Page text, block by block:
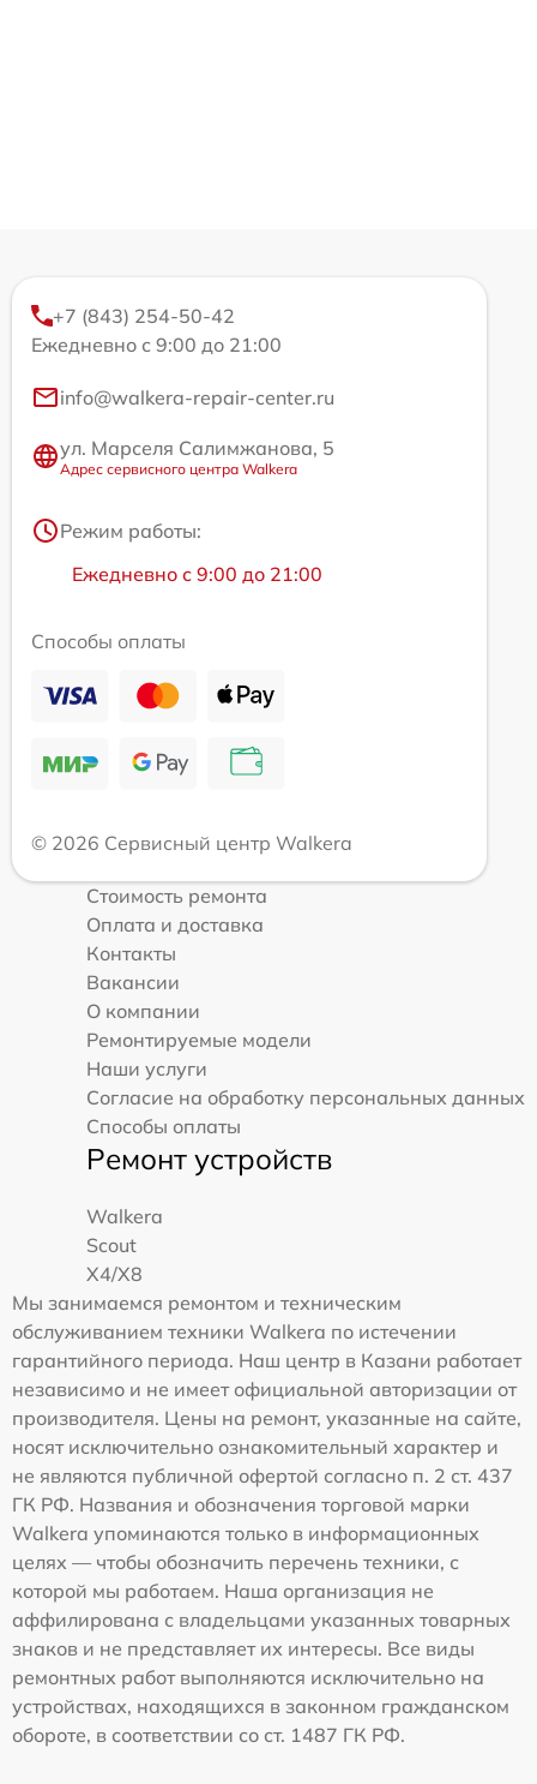
+7 (843) 254-50-42
Ежедневно с 9:00 до 21:00
info@walkera-repair-center.ru
ул. Марселя Салимжанова, 5
Адрес сервисного центра Walkera
Режим работы:
Ежедневно с 9:00 до 21:00
Способы оплаты
© 2026 Сервисный центр Walkera
Стоимость ремонта
Оплата и доставка
Контакты
Вакансии
О компании
Ремонтируемые модели
Наши услуги
Согласие на обработку персональных данных
Способы оплаты
Ремонт устройств
Walkera
Scout
X4/X8
Мы занимаемся ремонтом и техническим
обслуживанием техники Walkera по истечении
гарантийного периода. Наш центр в Казани работает
независимо и не имеет официальной авторизации от
производителя. Цены на ремонт, указанные на сайте,
носят исключительно ознакомительный характер и
не являются публичной офертой согласно п. 2 ст. 437
ГК РФ. Названия и обозначения торговой марки
Walkera упоминаются только в информационных
целях — чтобы обозначить перечень техники, с
которой мы работаем. Наша организация не
аффилирована с владельцами указанных товарных
знаков и не представляет их интересы. Все виды
ремонтных работ выполняются исключительно на
устройствах, находящихся в законном гражданском
обороте, в соответствии со ст. 1487 ГК РФ.